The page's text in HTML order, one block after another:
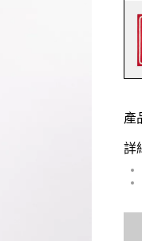
產
詳